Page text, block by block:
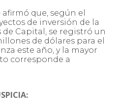
que, según el
de inversión de la
Capital, se registró un
de dólares para el
este año, y la mayor
corresponde a